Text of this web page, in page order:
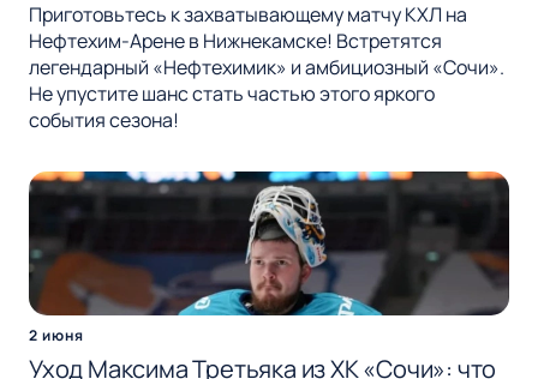
Приготовьтесь к захватывающему матчу КХЛ на
Нефтехим-Арене в Нижнекамске! Встретятся
легендарный «Нефтехимик» и амбициозный «Сочи».
Не упустите шанс стать частью этого яркого
события сезона!
2 июня
Уход Максима Третьяка из ХК «Сочи»: что